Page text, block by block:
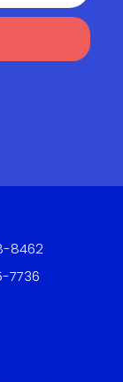
8462
7736